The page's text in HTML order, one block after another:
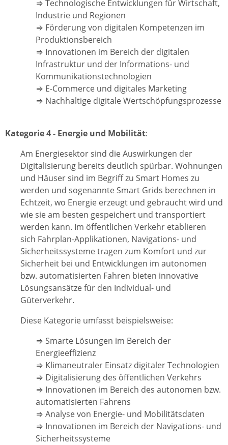
⇒ Technologische Entwicklungen für Wirtschaft,
Industrie und Regionen
⇒ Förderung von digitalen Kompetenzen im
Produktionsbereich
⇒ Innovationen im Bereich der digitalen
Infrastruktur und der Informations- und
Kommunikationstechnologien
⇒ E-Commerce und digitales Marketing
⇒ Nachhaltige digitale Wertschöpfungsprozesse
Kategorie 4 - Energie und Mobilität:
Am Energiesektor sind die Auswirkungen der
Digitalisierung bereits deutlich spürbar. Wohnungen
und Häuser sind im Begriff zu Smart Homes zu
werden und sogenannte Smart Grids berechnen in
Echtzeit, wo Energie erzeugt und gebraucht wird und
wie sie am besten gespeichert und transportiert
werden kann. Im öffentlichen Verkehr etablieren
sich Fahrplan-Applikationen, Navigations- und
Sicherheitssysteme tragen zum Komfort und zur
Sicherheit bei und Entwicklungen im autonomen
bzw. automatisierten Fahren bieten innovative
Lösungsansätze für den Individual- und
Güterverkehr.
Diese Kategorie umfasst beispielsweise:
⇒ Smarte Lösungen im Bereich der
Energieeffizienz
⇒ Klimaneutraler Einsatz digitaler Technologien
⇒ Digitalisierung des öffentlichen Verkehrs
⇒ Innovationen im Bereich des autonomen bzw.
automatisierten Fahrens
⇒ Analyse von Energie- und Mobilitätsdaten
⇒ Innovationen im Bereich der Navigations- und
Sicherheitssysteme